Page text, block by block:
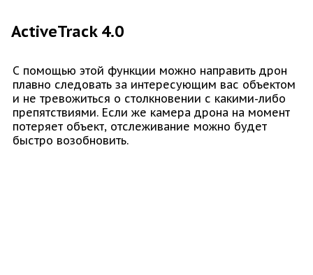
ActiveTrack 4.0
С помощью этой функции можно направить дрон
плавно следовать за интересующим вас объектом
и не тревожиться о столкновении с какими-либо
препятствиями. Если же камера дрона на момент
потеряет объект, отслеживание можно будет
быстро возобновить.